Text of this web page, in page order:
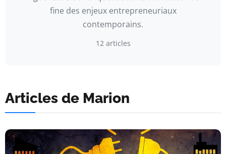
fine des enjeux entrepreneuriaux
contemporains.
12 articles
Articles de Marion